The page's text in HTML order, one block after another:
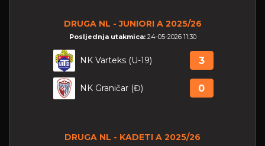
DRUGA NL - JUNIORI A 2025/26
Posljednja utakmica: 24-05-2026 11:30
NK Varteks (U-19) 3
NK Graničar (Đ) 0
DRUGA NL - KADETI A 2025/26